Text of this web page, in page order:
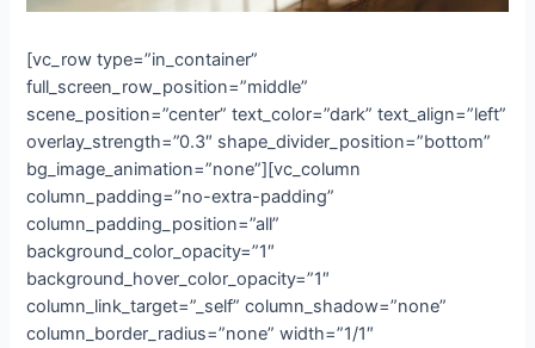
[vc_row type=”in_container”
full_screen_row_position=”middle”
scene_position=”center” text_color=”dark” text_align=”left”
overlay_strength=”0.3″ shape_divider_position=”bottom”
bg_image_animation=”none”][vc_column
column_padding=”no-extra-padding”
column_padding_position=”all”
background_color_opacity=”1″
background_hover_color_opacity=”1″
column_link_target=”_self” column_shadow=”none”
column_border_radius=”none” width=”1/1″